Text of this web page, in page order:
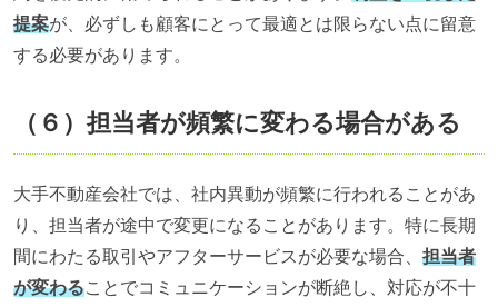
提案が、必ずしも顧客にとって最適とは限らない点に留意
する必要があります。
（６）担当者が頻繁に変わる場合がある
大手不動産会社では、社内異動が頻繁に行われることがあ
り、担当者が途中で変更になることがあります。特に長期
間にわたる取引やアフターサービスが必要な場合、 担当者
が変わることでコミュニケーションが断絶し、対応が不十